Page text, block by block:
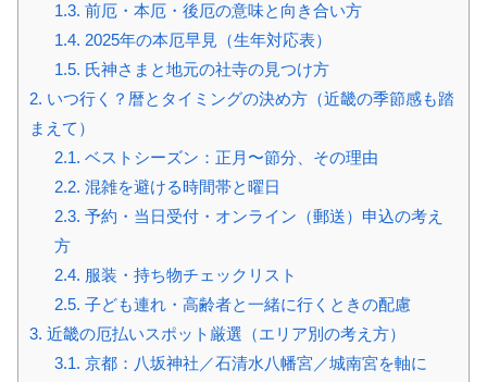
1.3. 前厄・本厄・後厄の意味と向き合い方
1.4. 2025年の本厄早見（生年対応表）
1.5. 氏神さまと地元の社寺の見つけ方
2. いつ行く？暦とタイミングの決め方（近畿の季節感も踏
まえて）
2.1. ベストシーズン：正月〜節分、その理由
2.2. 混雑を避ける時間帯と曜日
2.3. 予約・当日受付・オンライン（郵送）申込の考え
方
2.4. 服装・持ち物チェックリスト
2.5. 子ども連れ・高齢者と一緒に行くときの配慮
3. 近畿の厄払いスポット厳選（エリア別の考え方）
3.1. 京都：八坂神社／石清水八幡宮／城南宮を軸に